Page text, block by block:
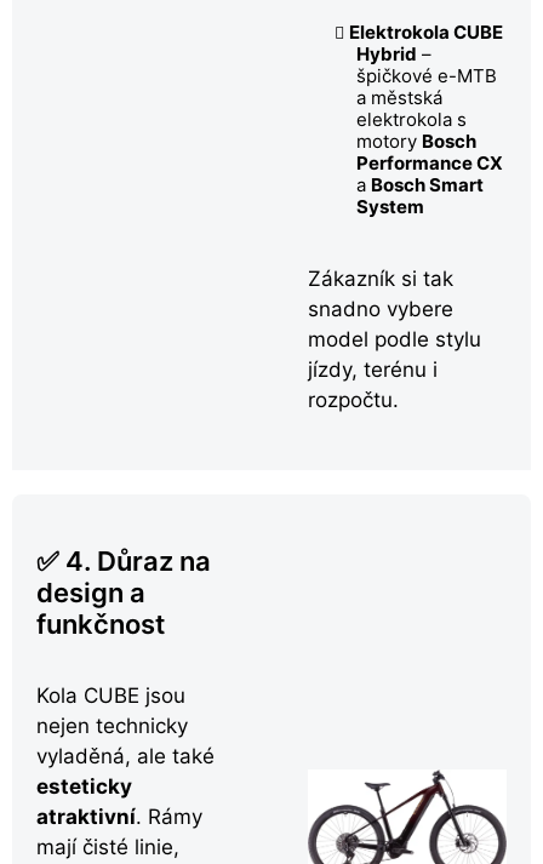
Elektrokola CUBE
Hybrid –
špičkové e-MTB
a městská
elektrokola s
motory Bosch
Performance CX
a Bosch Smart
System
Zákazník si tak
snadno vybere
model podle stylu
jízdy, terénu i
rozpočtu.
✅ 4. Důraz na
design a
funkčnost
Kola CUBE jsou
nejen technicky
vyladěná, ale také
esteticky
atraktivní. Rámy
mají čisté linie,